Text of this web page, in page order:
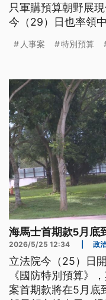
只軍購預算朝野展
今（29）日也率領
人事案 特別預算
海馬士首期款5月底
2026/5/25 12:34 政
立法院今（25）日
《國防特別預算》
案首期款將在5月底